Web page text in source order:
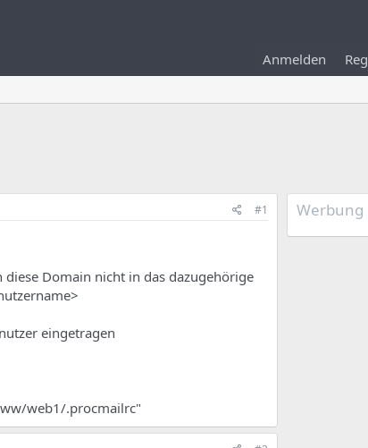
Anmelden
#1
Domain nicht in das dazugehörige
eingetragen
web1/.procmailrc"
Werbung